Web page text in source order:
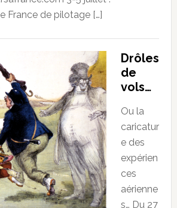
France de pilotage […]
Drôles
de
vols…
Ou la
caricatur
e des
expérien
ces
aérienne
s… Du 27